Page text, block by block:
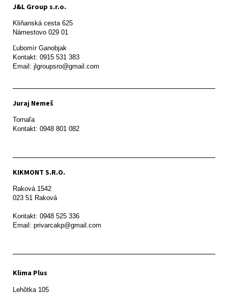
J&L Group s.r.o.
Kliňanská cesta 625
Námestovo 029 01
Ľubomír Ganobjak
Kontakt: 0915 531 383
Email: jlgroupsro@gmail.com
Juraj Nemeš
Tornaľa
Kontakt: 0948 801 082
KIKMONT S.R.O.
Raková 1542
023 51 Raková
Kontakt: 0948 525 336
Email: privarcakp@gmail.com
Klima Plus
Lehôtka 105